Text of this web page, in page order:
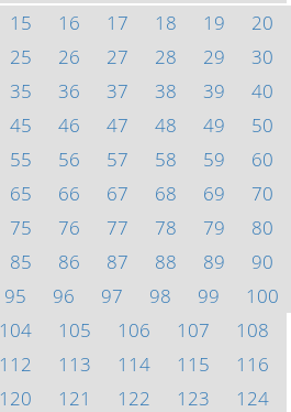
15 16 17 18 19
20
25 26 27 28 29
30
35 36 37 38 39
40
45 46 47 48 49
50
55 56 57 58 59
60
65 66 67 68 69
70
75 76 77 78 79
80
85 86 87 88 89
90
95 96 97 98 99
100
104 105 106 107
108
112 113 114 115
116
120 121 122 123
124